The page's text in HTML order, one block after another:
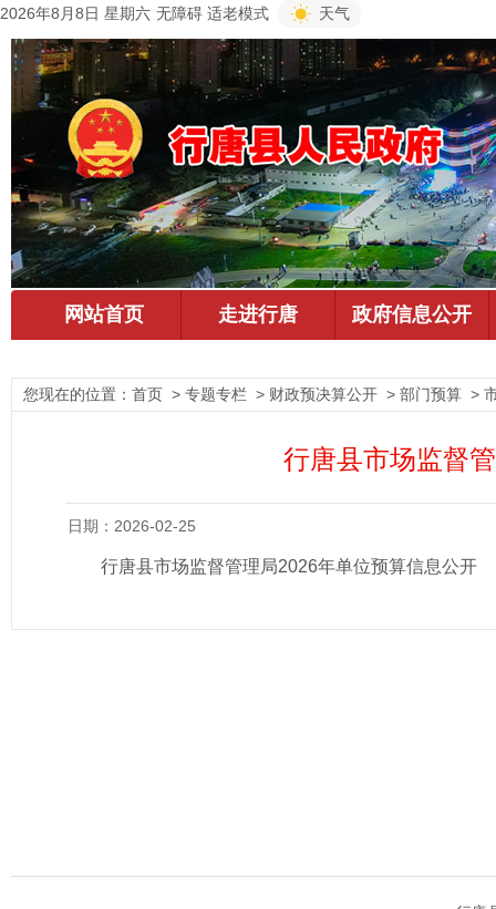
2026年8月8日 星期六 无障碍 适老模式 天气
您现在的位置： 首页 > 专题专栏 > 财政预决算公开 > 部门预算 >
行唐县市场监督
日期：2026-02-25
行唐县市场监督管理局2026年单位预算信息公开